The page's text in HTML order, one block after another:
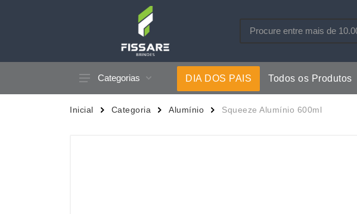
Categorias
Acessórios p/ Celular
Canecas
DIA DOS PAIS Todos os Produtos
Inicial Categoria Alumínio Squeeze Alumínio 600ml